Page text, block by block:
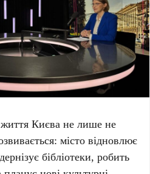
Києва не лише не
місто відновлює
бібліотеки, робить